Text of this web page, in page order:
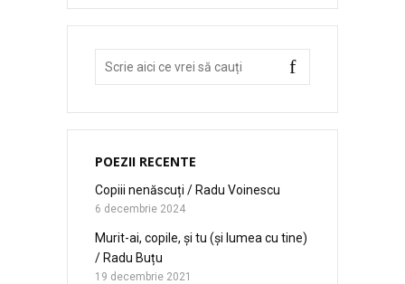
POEZII RECENTE
Copiii nenăscuți / Radu Voinescu
6 decembrie 2024
Murit-ai, copile, și tu (și lumea cu tine)
/ Radu Buțu
19 decembrie 2021